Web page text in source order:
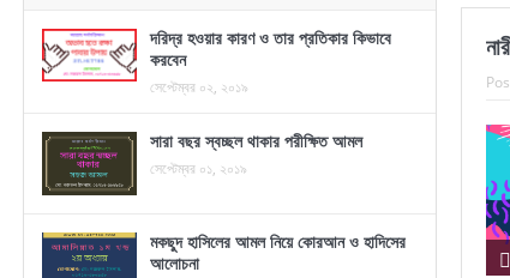
দরিদ্র হওয়ার কারণ ও তার প্রতিকার কিভাবে
করবেন
সেপ্টেম্বর ০২, ২০১৯
সারা বছর স্বচ্ছল থাকার পরীক্ষিত আমল
সেপ্টেম্বর ০১, ২০১৯
মকছুদ হাসিলের আমল নিয়ে কোরআন ও হাদিসের
আলোচনা